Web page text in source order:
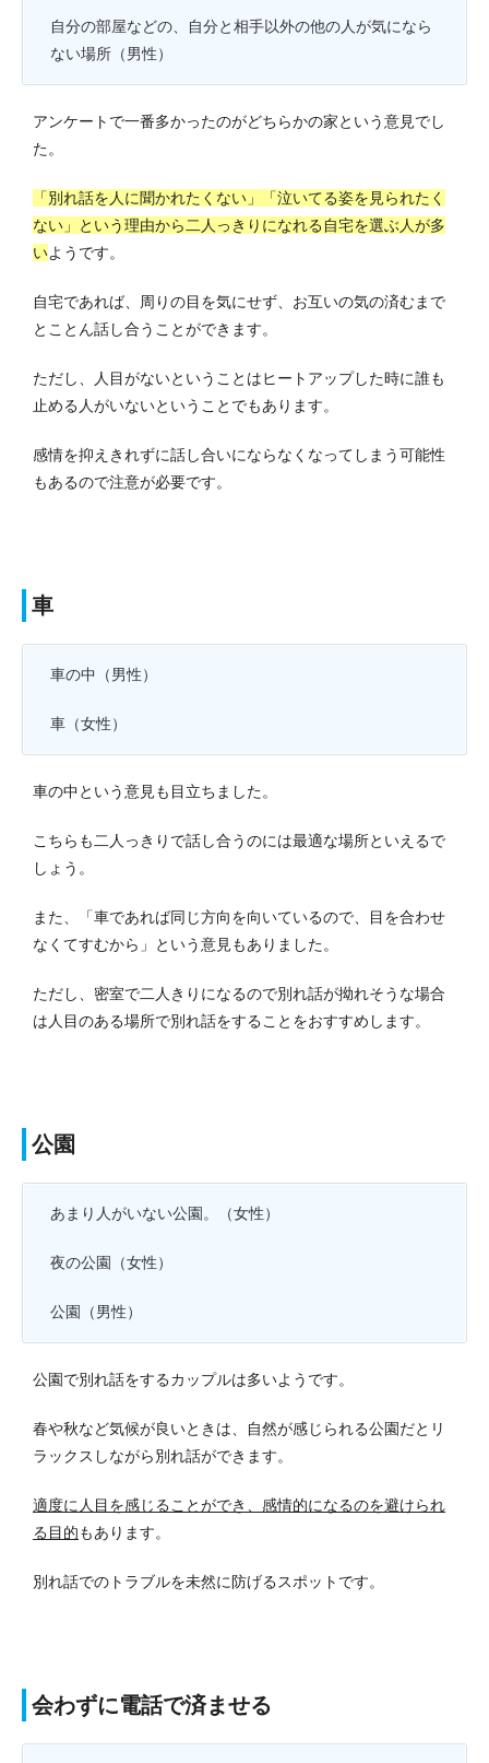
自分の部屋などの、自分と相手以外の他の人が気になら
ない場所（男性）
アンケートで一番多かったのがどちらかの家という意見でし
た。
「別れ話を人に聞かれたくない」「泣いてる姿を見られたく
ない」という理由から二人っきりになれる自宅を選ぶ人が多
いようです。
自宅であれば、周りの目を気にせず、お互いの気の済むまで
とことん話し合うことができます。
ただし、人目がないということはヒートアップした時に誰も
止める人がいないということでもあります。
感情を抑えきれずに話し合いにならなくなってしまう可能性
もあるので注意が必要です。
車
車の中（男性）
車（女性）
車の中という意見も目立ちました。
こちらも二人っきりで話し合うのには最適な場所といえるで
しょう。
また、「車であれば同じ方向を向いているので、目を合わせ
なくてすむから」という意見もありました。
ただし、密室で二人きりになるので別れ話が拗れそうな場合
は人目のある場所で別れ話をすることをおすすめします。
公園
あまり人がいない公園。（女性）
夜の公園（女性）
公園（男性）
公園で別れ話をするカップルは多いようです。
春や秋など気候が良いときは、自然が感じられる公園だとリ
ラックスしながら別れ話ができます。
適度に人目を感じることができ、感情的になるのを避けられ
る目的もあります。
別れ話でのトラブルを未然に防げるスポットです。
会わずに電話で済ませる